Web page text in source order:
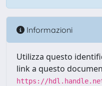
Informazioni
Utilizza questo
link a questo
https://